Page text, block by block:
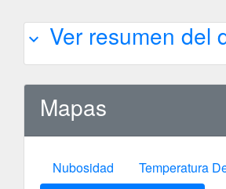
expand_more Ver resumen del
Mapas
Nubosidad Temperatura